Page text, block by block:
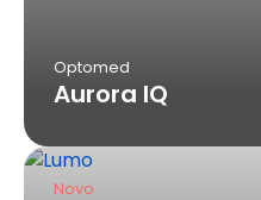
Optomed
Aurora IQ
Novo